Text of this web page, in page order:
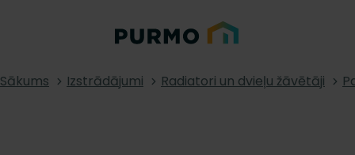
Sākums Izstrādājumi Radiatori un dvieļu žāvētāji